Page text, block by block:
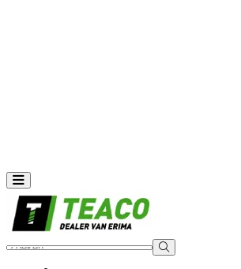
Toggle navigation
Zoeken